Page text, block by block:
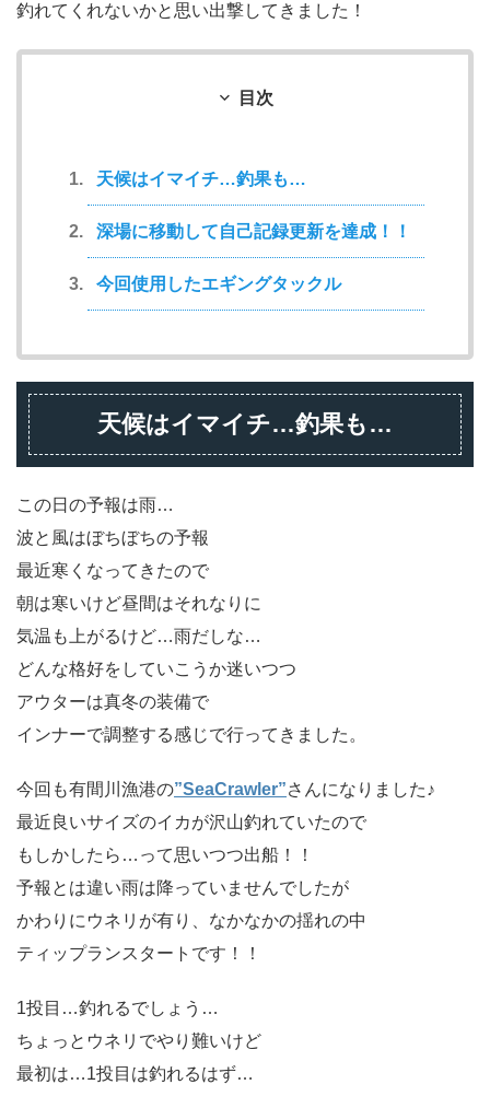
釣れてくれないかと思い出撃してきました！
目次
天候はイマイチ…釣果も…
深場に移動して自己記録更新を達成！！
今回使用したエギングタックル
天候はイマイチ…釣果も…
この日の予報は雨…
波と風はぼちぼちの予報
最近寒くなってきたので
朝は寒いけど昼間はそれなりに
気温も上がるけど…雨だしな…
どんな格好をしていこうか迷いつつ
アウターは真冬の装備で
インナーで調整する感じで行ってきました。
今回も有間川漁港の”SeaCrawler”さんになりました♪
最近良いサイズのイカが沢山釣れていたので
もしかしたら…って思いつつ出船！！
予報とは違い雨は降っていませんでしたが
かわりにウネリが有り、なかなかの揺れの中
ティップランスタートです！！
1投目…釣れるでしょう…
ちょっとウネリでやり難いけど
最初は…1投目は釣れるはず…